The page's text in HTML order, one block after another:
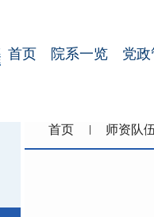
首页 院系一览 党
首页 师资队